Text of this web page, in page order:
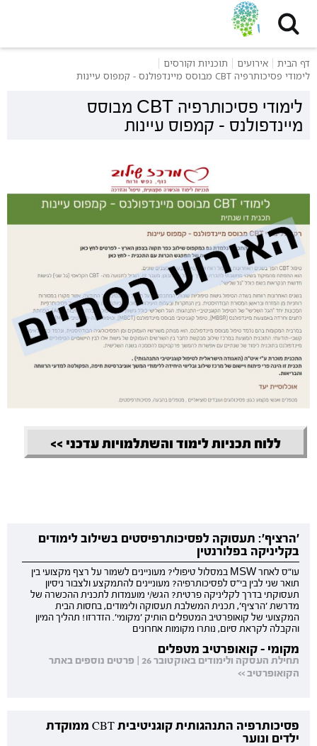
דף הבית אירועים
תוכניות וקורסים
לימודי פסיכותרפיה CBT מבוסס מיינדפולנס - קמפוס עיינות
לימודי פסיכותרפיה CBT מבוסס
מיינדפולנס - קמפוס עיינות
ללוח תכניות לימוד והשתלמויות עדכני >>
'הרציף': תעסוקה לפסיכותרפיסטים בשילוב לימודים
בקליניקה בפלורנטין
עו"ס לאחר MSW במסלול טיפולי? מעוניינים לשמור על רצף מקצועי בין
תואר שני לבין בי"ס לפסיכותרפיה? מעוניינים להתמקצע ולצבור ניסיון
תעסוקתי בדרך לקליניקה פרטית? הגש/י מועמדות לתכנית ההכשרה של
מדרשת 'הרציף', תכנית המשלבת תעסוקה ולימודים, בחסות הבית
המקצועי של קואופרטיב המטפלים הותיק 'מקומי'. הזדרזו! תהליך המיון
והקבלה לקראת סיום, נותרו מקומות אחרונים
מקומי - קואופרטיב מטפלים
תחילת העסקה ולימודים באוקטובר 26 | פרטים נוספים באתר
הקואופרטיב >>
פסיכותרפיה התנהגותית קוגניטיבית CBT ממוקדת
ילדים ונוער